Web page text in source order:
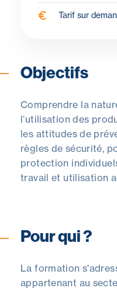
Tarif sur
Objectifs Pour qui ?
Objectifs
Comprendre la
l’utilisation des
les attitudes de
règles de sécurité,
protection
travail et utilisation
Pour qui ?
La formation
appartenant au